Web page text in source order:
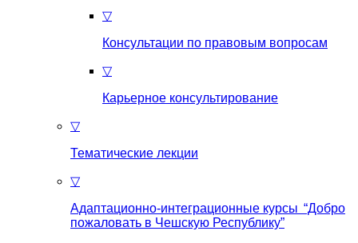
▽
Консультации по правовым вопросам
▽
Карьерное консультирование
▽
Тематические лекции
▽
Адаптационно-интеграционные курсы “Добро
пожаловать в Чешскую Республику”